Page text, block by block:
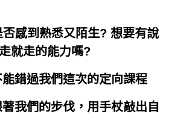
感到熟悉又陌生? 想要有說
走就走的能力嗎?
錯過我們這次的定向課程
我們的步伐，用手杖敲出自